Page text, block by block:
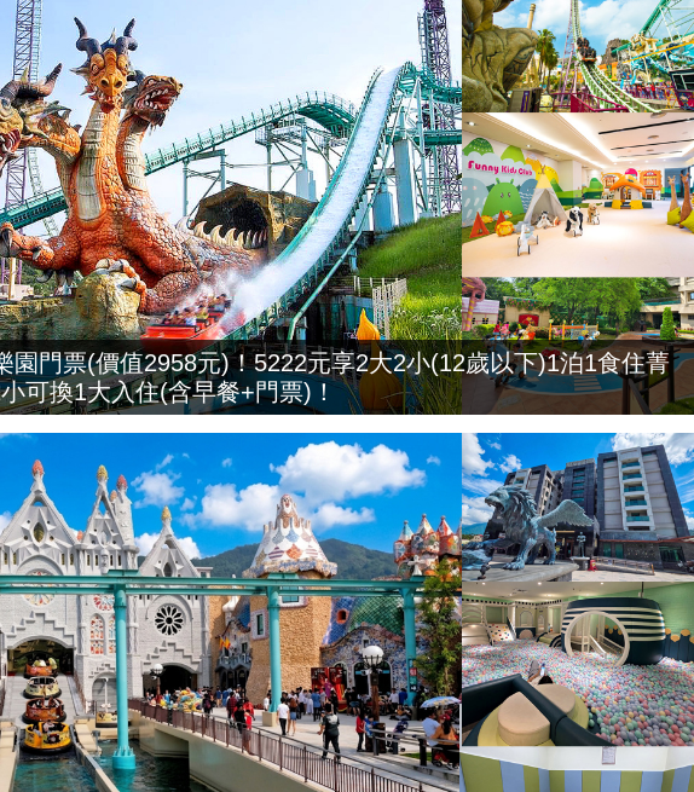
門票(價值2958元)！5222元享2大2小(12歲以下)1泊1食住菁
可換1大入住(含早餐+門票)！